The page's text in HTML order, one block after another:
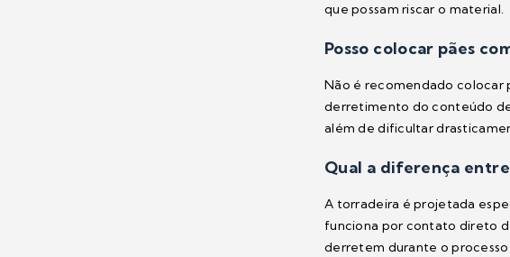
que possam riscar o material.
Posso colocar pães
Não é recomendado colocar
derretimento do conteúdo
além de dificultar
Qual a diferença
A torradeira é projetada
funciona por contato direto
derretem durante o